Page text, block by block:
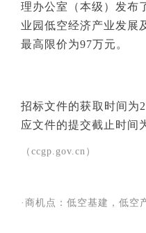
理办公室（本级）发布
业园低空经济产业发展
最高限价为97万元。
招标文件的获取时间为
应文件的提交截止时间
（ccgp.gov.cn）
·商机点：低空基建，低空